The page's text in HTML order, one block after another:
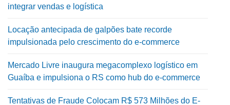
integrar vendas e logística
Locação antecipada de galpões bate recorde
impulsionada pelo crescimento do e-commerce
Mercado Livre inaugura megacomplexo logístico em
Guaíba e impulsiona o RS como hub do e-commerce
Tentativas de Fraude Colocam R$ 573 Milhões do E-